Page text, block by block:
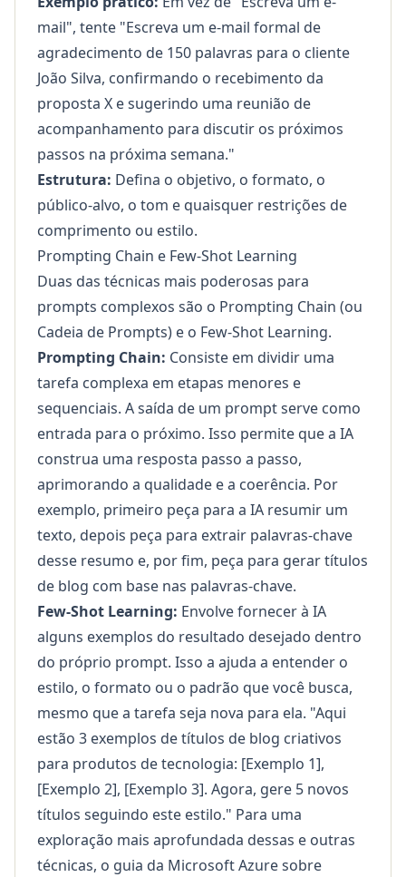
mail", tente "Escreva um e-mail formal de
agradecimento de 150 palavras para o cliente
João Silva, confirmando o recebimento da
proposta X e sugerindo uma reunião de
acompanhamento para discutir os próximos
passos na próxima semana."
Estrutura: Defina o objetivo, o formato, o
público-alvo, o tom e quaisquer restrições de
comprimento ou estilo.
Prompting Chain e Few-Shot Learning
Duas das técnicas mais poderosas para
prompts complexos são o Prompting Chain (ou
Cadeia de Prompts) e o Few-Shot Learning.
Prompting Chain: Consiste em dividir uma
tarefa complexa em etapas menores e
sequenciais. A saída de um prompt serve como
entrada para o próximo. Isso permite que a IA
construa uma resposta passo a passo,
aprimorando a qualidade e a coerência. Por
exemplo, primeiro peça para a IA resumir um
texto, depois peça para extrair palavras-chave
desse resumo e, por fim, peça para gerar títulos
de blog com base nas palavras-chave.
Few-Shot Learning: Envolve fornecer à IA
alguns exemplos do resultado desejado dentro
do próprio prompt. Isso a ajuda a entender o
estilo, o formato ou o padrão que você busca,
mesmo que a tarefa seja nova para ela. "Aqui
estão 3 exemplos de títulos de blog criativos
para produtos de tecnologia: [Exemplo 1],
[Exemplo 2], [Exemplo 3]. Agora, gere 5 novos
títulos seguindo este estilo." Para uma
exploração mais aprofundada dessas e outras
técnicas, o guia da Microsoft Azure sobre